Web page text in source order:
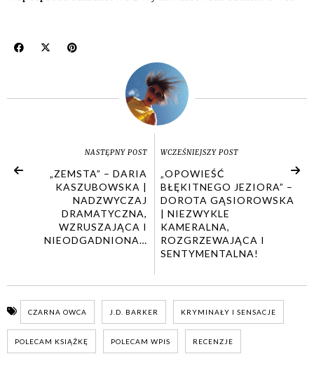
NASTĘPNY POST
„ZEMSTA” – DARIA
KASZUBOWSKA |
NADZWYCZAJ
DRAMATYCZNA,
WZRUSZAJĄCA I
NIEODGADNIONA…
WCZEŚNIEJSZY POST
„OPOWIEŚĆ
BŁĘKITNEGO JEZIORA” –
DOROTA GĄSIOROWSKA
| NIEZWYKLE
KAMERALNA,
ROZGRZEWAJĄCA I
SENTYMENTALNA!
CZARNA OWCA J.D. BARKER KRYMINAŁY I SENSACJE
POLECAM KSIĄŻKĘ POLECAM WPIS RECENZJE